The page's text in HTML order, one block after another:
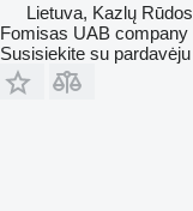
Lietuva, Kazlų Rūdos
Fomisas UAB company
Susisiekite su pardavėju